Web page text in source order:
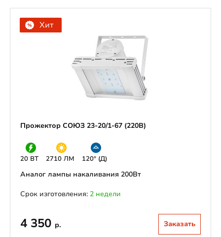
Хит
Прожектор СОЮЗ 23-20/1-67 (220В)
20 ВТ 2710 ЛМ 120° (Д)
Аналог лампы накаливания 200Вт
Срок изготовления: 2 недели
4 350 р. Заказать